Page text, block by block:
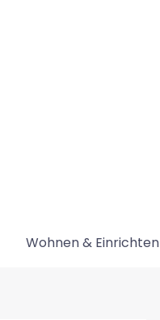
Wohnen & Einrichten